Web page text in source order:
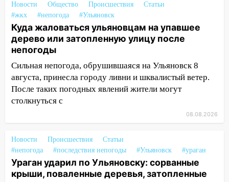
14:14
Студента из Ульяновска обманули
мошенники под видом преподавателя
14:12 Куда жаловаться ульяновцам на
упавшее дерево или затопленную улицу
после непогоды
13:59 В Новом городе ураганным
ветром сорвало опалубку со
строящегося дома
шторма
13:49 Стихия продолжает крушить
Ульяновск: дерево рухнуло на дом на
Новости Общество Происшествия
Статьи
#жкх
#непогода #Ульяновск
Куда жаловаться ульяновцам на упавшее
дерево или затопленную улицу после
непогоды
Сильная непогода, обрушившаяся на Ульяновск 8
августа, принесла городу ливни и шквалистый ветер.
После таких погодных явлений жители могут
столкнуться с
08.08.2026
Новости Происшествия
Статьи
#непогода
#последствия непогоды #Ульяновск #ураган
Ураган ударил по Ульяновску: сорванные
крыши, поваленные деревья, затопленные